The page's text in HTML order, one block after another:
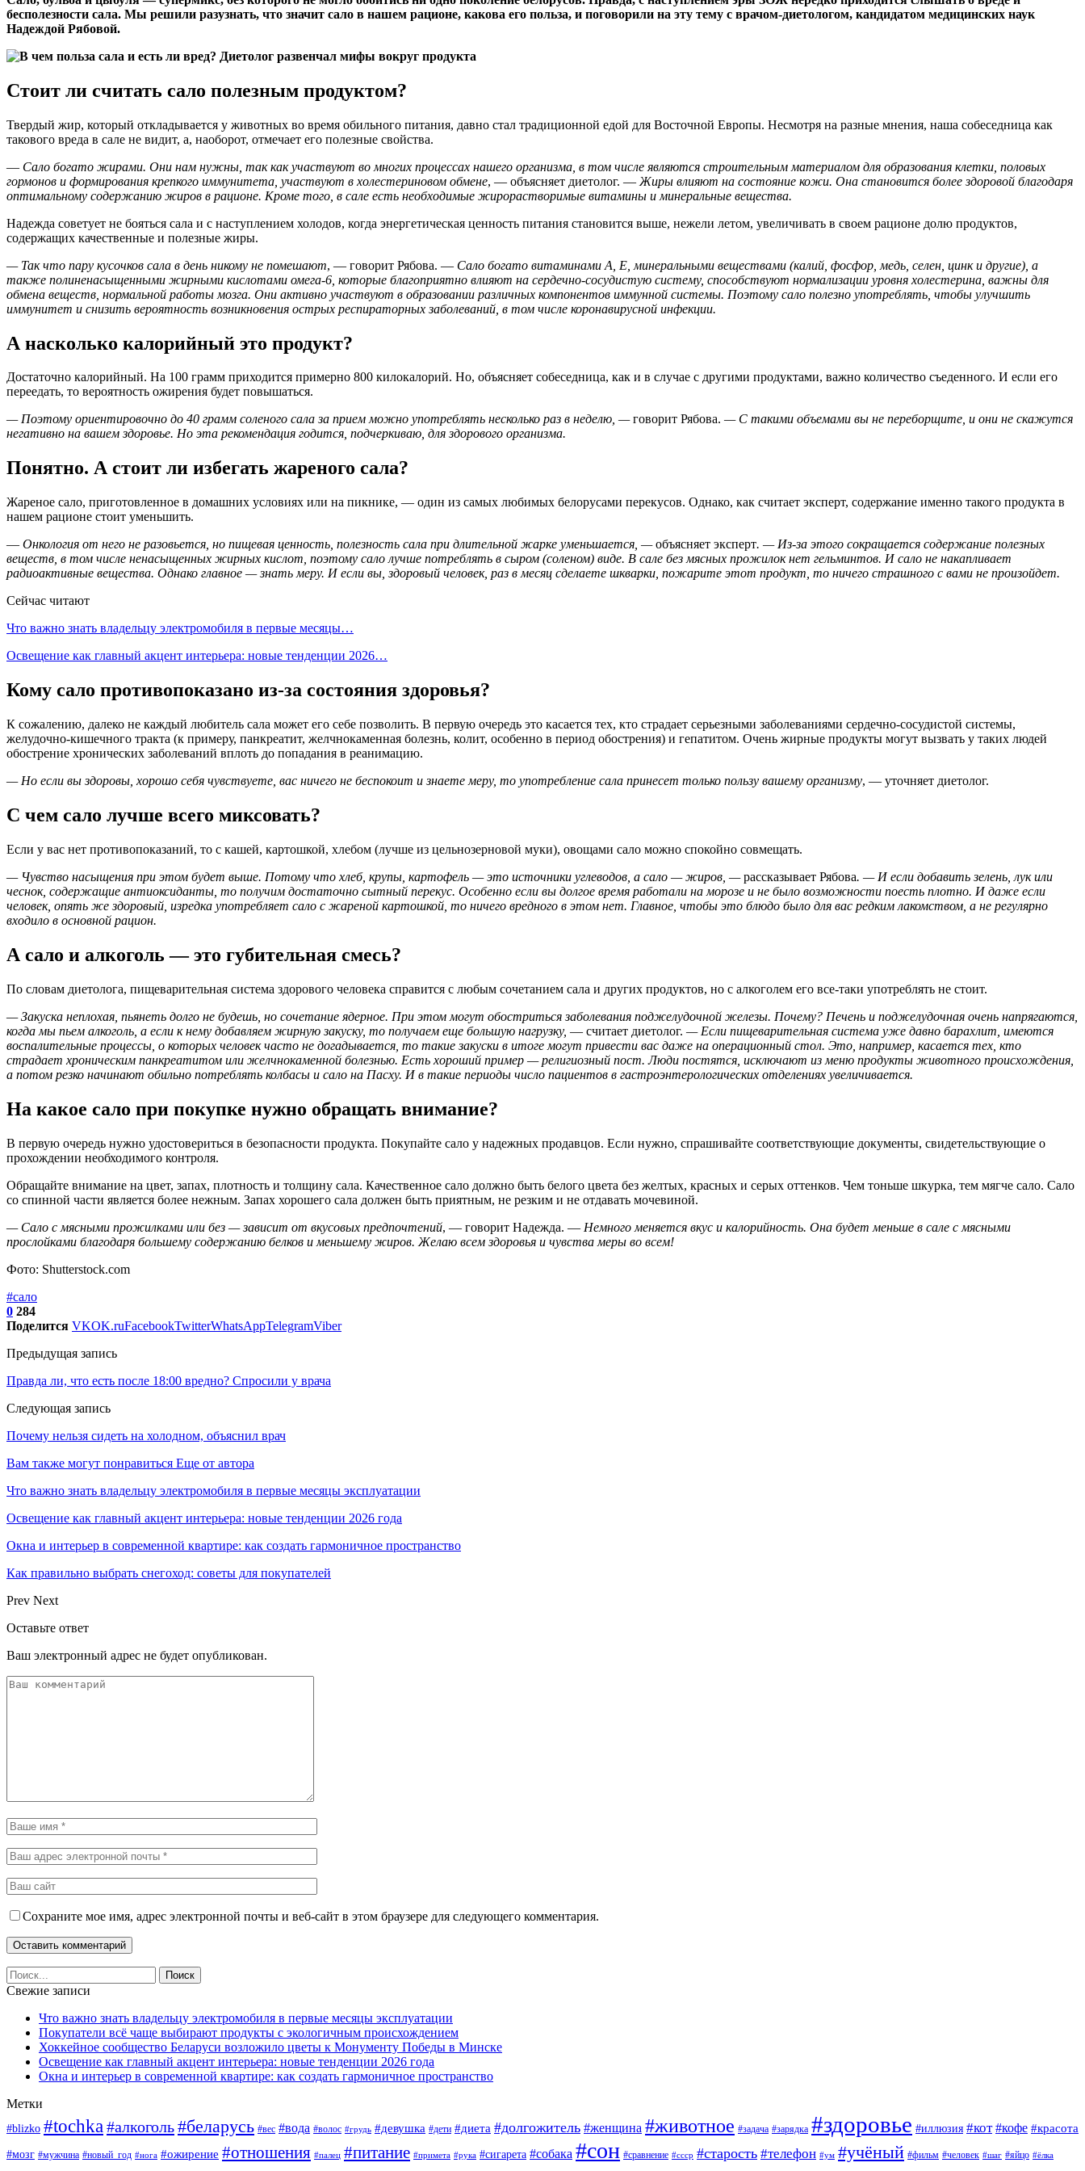
бесполезности сала. Мы решили разузнать, что значит сало в нашем рационе, какова его польза, и поговорили на эту тему с врачом-диетологом, кандидатом медицинских наук
Надеждой Рябовой.
Стоит ли считать сало полезным продуктом?
Твердый жир, который откладывается у животных во время обильного питания, давно стал традиционной едой для Восточной Европы. Несмотря на разные мнения, наша собеседница как
такового вреда в сале не видит, а, наоборот, отмечает его полезные свойства.
— Сало богато жирами. Они нам нужны, так как участвуют во многих процессах нашего организма, в том числе являются строительным материалом для образования клетки, половых
гормонов и формирования крепкого иммунитета, участвуют в холестериновом обмене, — объясняет диетолог. — Жиры влияют на состояние кожи. Она становится более здоровой благодаря
оптимальному содержанию жиров в рационе. Кроме того, в сале есть необходимые жирорастворимые витамины и минеральные вещества.
Надежда советует не бояться сала и с наступлением холодов, когда энергетическая ценность питания становится выше, нежели летом, увеличивать в своем рационе долю продуктов,
содержащих качественные и полезные жиры.
— Так что пару кусочков сала в день никому не помешают, — говорит Рябова. — Сало богато витаминами А, Е, минеральными веществами (калий, фосфор, медь, селен, цинк и другие), а
также полиненасыщенными жирными кислотами омега-6, которые благоприятно влияют на сердечно-сосудистую систему, способствуют нормализации уровня холестерина, важны для
обмена веществ, нормальной работы мозга. Они активно участвуют в образовании различных компонентов иммунной системы. Поэтому сало полезно употреблять, чтобы улучшить
иммунитет и снизить вероятность возникновения острых респираторных заболеваний, в том числе коронавирусной инфекции.
А насколько калорийный это продукт?
Достаточно калорийный. На 100 грамм приходится примерно 800 килокалорий. Но, объясняет собеседница, как и в случае с другими продуктами, важно количество съеденного. И если его
переедать, то вероятность ожирения будет повышаться.
— Поэтому ориентировочно до 40 грамм соленого сала за прием можно употреблять несколько раз в неделю, —говорит Рябова. — С такими объемами вы не переборщите, и они не скажутся
негативно на вашем здоровье. Но эта рекомендация годится, подчеркиваю, для здорового организма.
Понятно. А стоит ли избегать жареного сала?
Жареное сало, приготовленное в домашних условиях или на пикнике, — один из самых любимых белорусами перекусов. Однако, как считает эксперт, содержание именно такого продукта в
нашем рационе стоит уменьшить.
— Онкология от него не разовьется, но пищевая ценность, полезность сала при длительной жарке уменьшается, —объясняет эксперт. — Из-за этого сокращается содержание полезных
веществ, в том числе ненасыщенных жирных кислот, поэтому сало лучше потреблять в сыром (соленом) виде. В сале без мясных прожилок нет гельминтов. И сало не накапливает
радиоактивные вещества. Однако главное — знать меру. И если вы, здоровый человек, раз в месяц сделаете шкварки, пожарите этот продукт, то ничего страшного с вами не произойдет.
Сейчас читают
Что важно знать владельцу электромобиля в первые месяцы…
Освещение как главный акцент интерьера: новые тенденции 2026…
Кому сало противопоказано из-за состояния здоровья?
К сожалению, далеко не каждый любитель сала может его себе позволить. В первую очередь это касается тех, кто страдает серьезными заболеваниями сердечно-сосудистой системы,
желудочно-кишечного тракта (к примеру, панкреатит, желчнокаменная болезнь, колит, особенно в период обострения) и гепатитом. Очень жирные продукты могут вызвать у таких людей
обострение хронических заболеваний вплоть до попадания в реанимацию.
— Но если вы здоровы, хорошо себя чувствуете, вас ничего не беспокоит и знаете меру, то употребление сала принесет только пользу вашему организму, — уточняет диетолог.
С чем сало лучше всего миксовать?
Если у вас нет противопоказаний, то с кашей, картошкой, хлебом (лучше из цельнозерновой муки), овощами сало можно спокойно совмещать.
— Чувство насыщения при этом будет выше. Потому что хлеб, крупы, картофель — это источники углеводов, а сало — жиров, —рассказывает Рябова. — И если добавить зелень, лук или
чеснок, содержащие антиоксиданты, то получим достаточно сытный перекус. Особенно если вы долгое время работали на морозе и не было возможности поесть плотно. И даже если
человек, опять же здоровый, изредка употребляет сало с жареной картошкой, то ничего вредного в этом нет. Главное, чтобы это блюдо было для вас редким лакомством, а не регулярно
входило в основной рацион.
А сало и алкоголь — это губительная смесь?
По словам диетолога, пищеварительная система здорового человека справится с любым сочетанием сала и других продуктов, но с алкоголем его все-таки употреблять не стоит.
— Закуска неплохая, пьянеть долго не будешь, но сочетание ядерное. При этом могут обостриться заболевания поджелудочной железы. Почему? Печень и поджелудочная очень напрягаются,
когда мы пьем алкоголь, а если к нему добавляем жирную закуску, то получаем еще большую нагрузку, — считает диетолог. — Если пищеварительная система уже давно барахлит, имеются
воспалительные процессы, о которых человек часто не догадывается, то такие закуски в итоге могут привести вас даже на операционный стол. Это, например, касается тех, кто
страдает хроническим панкреатитом или желчнокаменной болезнью. Есть хороший пример — религиозный пост. Люди постятся, исключают из меню продукты животного происхождения,
а потом резко начинают обильно потреблять колбасы и сало на Пасху. И в такие периоды число пациентов в гастроэнтерологических отделениях увеличивается.
На какое сало при покупке нужно обращать внимание?
В первую очередь нужно удостовериться в безопасности продукта. Покупайте сало у надежных продавцов. Если нужно, спрашивайте соответствующие документы, свидетельствующие о
прохождении необходимого контроля.
Обращайте внимание на цвет, запах, плотность и толщину сала. Качественное сало должно быть белого цвета без желтых, красных и серых оттенков. Чем тоньше шкурка, тем мягче сало. Сало
со спинной части является более нежным. Запах хорошего сала должен быть приятным, не резким и не отдавать мочевиной.
— Сало с мясными прожилками или без — зависит от вкусовых предпочтений, — говорит Надежда. — Немного меняется вкус и калорийность. Она будет меньше в сале с мясными
прослойками благодаря большему содержанию белков и меньшему жиров. Желаю всем здоровья и чувства меры во всем!
Фото: Shutterstock.com
#сало
0 284
Поделится VKOK.ruFacebookTwitterWhatsAppTelegramViber
Предыдущая запись
Правда ли, что есть после 18:00 вредно? Спросили у врача
Следующая запись
Почему нельзя сидеть на холодном, объяснил врач
Вам также могут понравиться Еще от автора
Что важно знать владельцу электромобиля в первые месяцы эксплуатации
Освещение как главный акцент интерьера: новые тенденции 2026 года
Окна и интерьер в современной квартире: как создать гармоничное пространство
Как правильно выбрать снегоход: советы для покупателей
Prev Next
Оставьте ответ
Ваш электронный адрес не будет опубликован.
Сохраните мое имя, адрес электронной почты и веб-сайт в этом браузере для следующего комментария.
Свежие записи
Что важно знать владельцу электромобиля в первые месяцы эксплуатации
Покупатели всё чаще выбирают продукты с экологичным происхождением
Хоккейное сообщество Беларуси возложило цветы к Монументу Победы в Минске
Освещение как главный акцент интерьера: новые тенденции 2026 года
Окна и интерьер в современной квартире: как создать гармоничное пространство
Метки
#blizko #tochka #алкоголь#беларусь #вес #вода #волос #грудь #девушка #дети #диета #долгожитель #женщина #животное #задача #зарядка #здоровье #иллюзия #кот #кофе #красота
#мозг #мужчина #новый_год #нога #ожирение #отношения #палец #питание #примета #рука #сигарета #собака #сон #сравнение #ссср #старость #телефон #ум #учёный #фильм #человек #шаг #яйцо #ёлка